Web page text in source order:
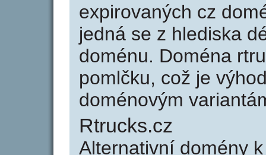
expirovaných cz
jedná se z hlediska
doménu. Doména
pomlčku, což je
doménovým
Rtrucks.cz
Alternativní domény